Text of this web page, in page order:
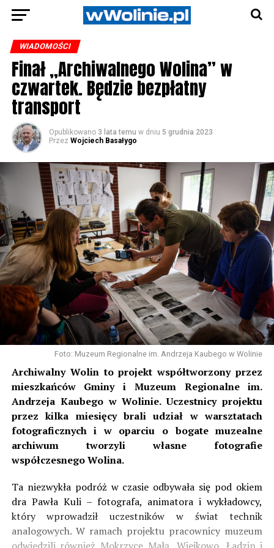
WIADOMOŚCI
Finał „Archiwalnego Wolina” w
czwartek. Będzie bezpłatny
transport
Opublikowano 3 lata temu w dniu 5 grudnia 2023
Przez Wojciech Basałygo
Foto: Muzeum Regionalne im. Andrzeja Kaubego w Wolinie
Archiwalny Wolin to projekt współtworzony przez
mieszkańców Gminy i Muzeum Regionalne im.
Andrzeja Kaubego w Wolinie. Uczestnicy projektu
przez kilka miesięcy brali udział w warsztatach
fotograficznych i w oparciu o bogate muzealne
archiwum tworzyli własne fotografie
współczesnego Wolina.
Ta niezwykła podróż w czasie odbywała się pod okiem
dra Pawła Kuli – fotografa, animatora i wykładowcy,
który wprowadził uczestników w świat technik
analogowych. W ramach projektu pracownicy muzeum